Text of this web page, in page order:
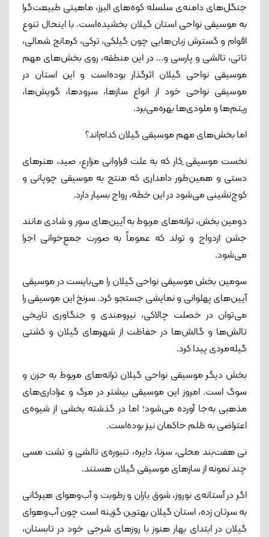
جنگل‌های دامنه‌ی سلسله کوه‌های البرز، ماهیتی طبیعت‌گرا
به موسیقی نواحی استان گیلان بخشیده‌است. با اینحال تنوع
اقوام و گسترش زبان‌هایی چون گیلکی، ترکی، کرمانج شمالی،
تاتی، تالشی و پارسی و... در این منطقه، روی بخش‌های مهم
موسیقی نواحی گیلان اثرگذار بوده‌است و این استان در
موسیقی نواحی خود از انواع سازها، سرودها، گویش‌ها،
ریتم‌ها و ملودی‌ها بهره‌می‌برد.
اما بخش‌های مهم موسیقی گیلان کدام‌اند؟
نخست موسیقی ِکار که به علت فراوانی مزارع، صید، هنرهای
دستی و همین‌طور دامداری که منتج به موسیقی چوپانی و
کوچ‌نشینی می‌شود در این خطه، رواج بسیار دارد.
دومین بخش، ترانه‌های مربوط به آیین‌های سور و شادی مانند
جشن ازدواج و تولد که عموماً به صورت جمع‌خوانی اجرا
می‌شود.
سومین بخش موسیقی نواحی گیلان را می‌بایست در موسیقی
آیین‌های پهلوانی و نمایشی جستجو کرد. سرنخ این موسیقی را
می‌توان در خصلت چالاکی، نیرومندی و جنگاوری تاریخی
تالش‌ها و گالش‌ها در حفاظت از شهرهای گیلان و کشتی
گیله‌مردی پیدا کرد.
بخش دیگر موسیقی نواحی گیلان ترانه‌های مربوط به حزن و
سوگ است. امروز این موسیقی بیشتر در مرگ و عزاداری‌های
مذهبی به‌جا آورده می‌شود؛ اما در گذشته بخشی از شیوه‌ی
اعتراضی به ظلم حاکمان نیز بوده‌است.
نی هفت‌بند محلی، سرنا، دایره، تنبوره‌ی تالشی و تشت مسی
چند نمونه از سازهای موسیقی گیلان هستند.
اگر در آستانه‌ی نوروز، شوق باران و رطوبت و آب‌وهوای هیرکانی
به سرتان زده، استان گیلان بهترین گزینه است چون آب‌وهوای
گیلان در ابتدای بهار هنوز با روزهای شرجی خود در تابستان،